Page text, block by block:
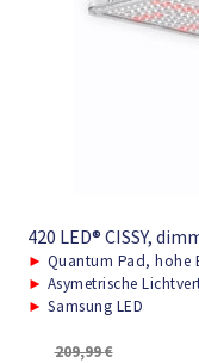
420 LED® CISSY,
► Quantum Pad, hohe
► Asymetrische
► Samsung LED
209,99€